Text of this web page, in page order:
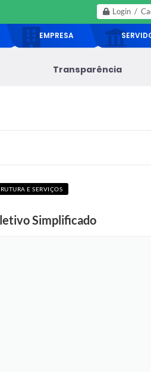
Login /
EMPRESA
Transparência
E SERVIÇOS
Simplificado